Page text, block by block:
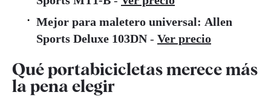
Mejor para maletero universal: Allen
Sports Deluxe 103DN- Ver precio
Qué portabicicletas merece más
la pena elegir